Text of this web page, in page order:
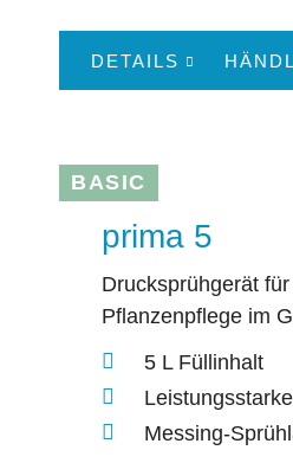
DETAILS
BASIC
prima 5
Drucksprühgerät
Pflanzenpflege im
5 L Füllinhalt
Messing-